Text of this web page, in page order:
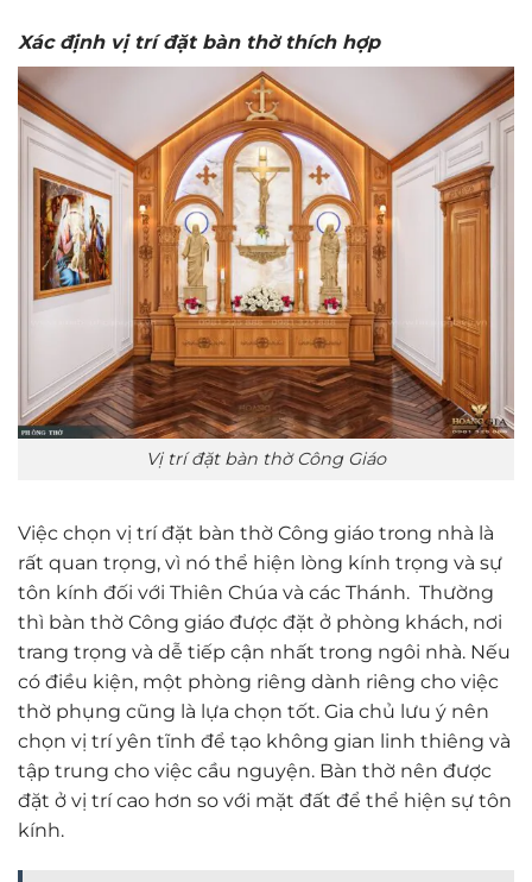
Xác định vị trí đặt bàn thờ thích hợp
Vị trí đặt bàn thờ Công Giáo
Việc chọn vị trí đặt bàn thờ Công giáo trong nhà là
rất quan trọng, vì nó thể hiện lòng kính trọng và sự
tôn kính đối với Thiên Chúa và các Thánh. Thường
thì bàn thờ Công giáo được đặt ở phòng khách, nơi
trang trọng và dễ tiếp cận nhất trong ngôi nhà. Nếu
có điều kiện, một phòng riêng dành riêng cho việc
thờ phụng cũng là lựa chọn tốt. Gia chủ lưu ý nên
chọn vị trí yên tĩnh để tạo không gian linh thiêng và
tập trung cho việc cầu nguyện. Bàn thờ nên được
đặt ở vị trí cao hơn so với mặt đất để thể hiện sự tôn
kính.